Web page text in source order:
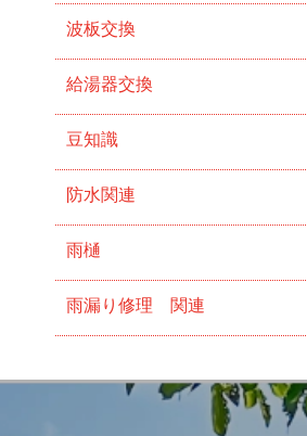
波板交換
給湯器交換
豆知識
防水関連
雨樋
雨漏り修理 関連